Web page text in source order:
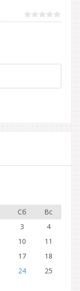
Сб
Вс
3
4
10
11
17
18
24
25